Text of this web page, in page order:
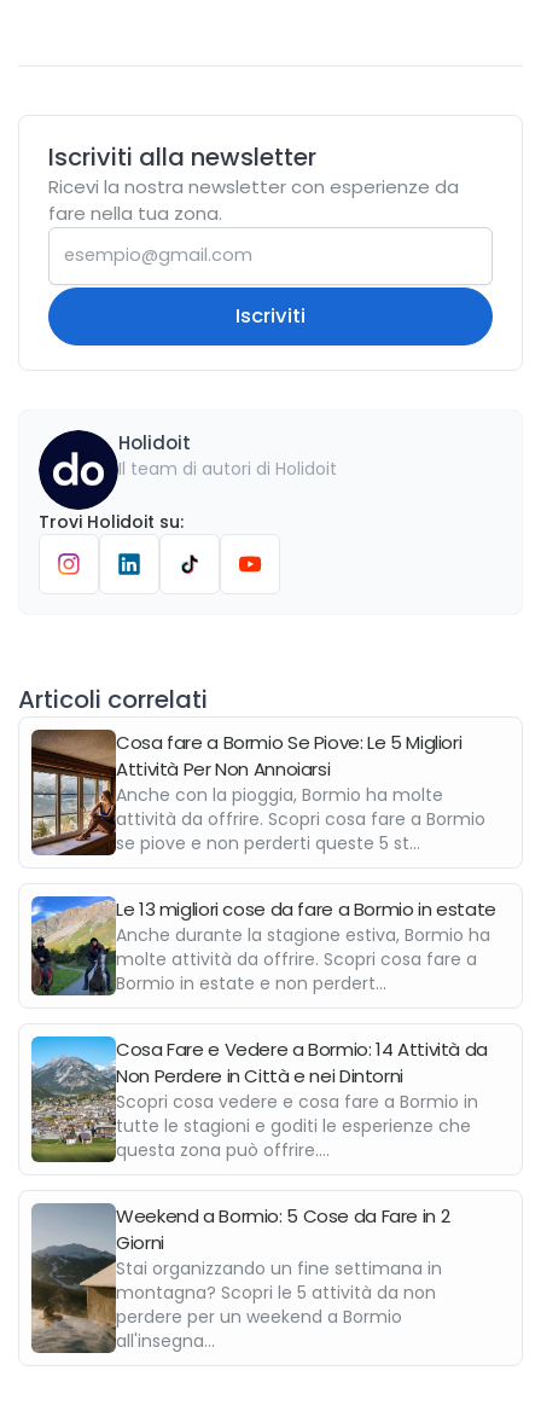
Iscriviti alla newsletter
Ricevi la nostra newsletter con esperienze da
fare nella tua zona.
Iscriviti
Holidoit
Il team di autori di Holidoit
Trovi Holidoit su:
Articoli correlati
Cosa fare a Bormio Se Piove: Le 5 Migliori
Attività Per Non Annoiarsi
Anche con la pioggia, Bormio ha molte
attività da offrire. Scopri cosa fare a Bormio
se piove e non perderti queste 5 st...
Le 13 migliori cose da fare a Bormio in estate
Anche durante la stagione estiva, Bormio ha
molte attività da offrire. Scopri cosa fare a
Bormio in estate e non perdert...
Cosa Fare e Vedere a Bormio: 14 Attività da
Non Perdere in Città e nei Dintorni
Scopri cosa vedere e cosa fare a Bormio in
tutte le stagioni e goditi le esperienze che
questa zona può offrire....
Weekend a Bormio: 5 Cose da Fare in 2
Giorni
Stai organizzando un fine settimana in
montagna? Scopri le 5 attività da non
perdere per un weekend a Bormio
all'insegna...